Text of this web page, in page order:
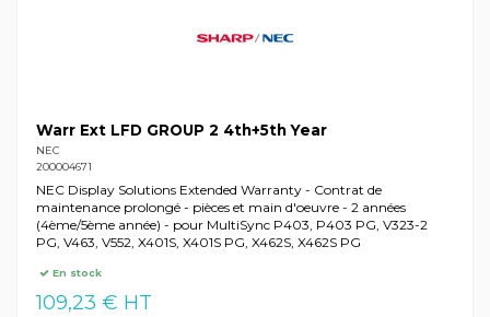
Warr Ext LFD GROUP 2 4th+5th Year
NEC
200004671
NEC Display Solutions Extended Warranty - Contrat de
maintenance prolongé - pièces et main d'oeuvre - 2 années
(4ème/5ème année) - pour MultiSync P403, P403 PG, V323-2
PG, V463, V552, X401S, X401S PG, X462S, X462S PG
En stock
109,23 € HT